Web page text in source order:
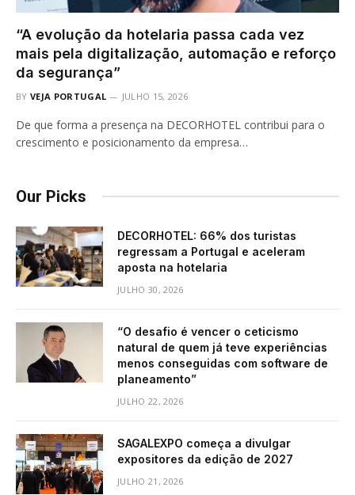
“A evolução da hotelaria passa cada vez
mais pela digitalização, automação e reforço
da segurança”
BY VEJA PORTUGAL JULHO 15, 2026
De que forma a presença na DECORHOTEL contribui para o
crescimento e posicionamento da empresa…
Our Picks
DECORHOTEL: 66% dos turistas
regressam a Portugal e aceleram
aposta na hotelaria
JULHO 30, 2026
“O desafio é vencer o ceticismo
natural de quem já teve experiências
menos conseguidas com software de
planeamento”
JULHO 22, 2026
SAGALEXPO começa a divulgar
expositores da edição de 2027
JULHO 21, 2026